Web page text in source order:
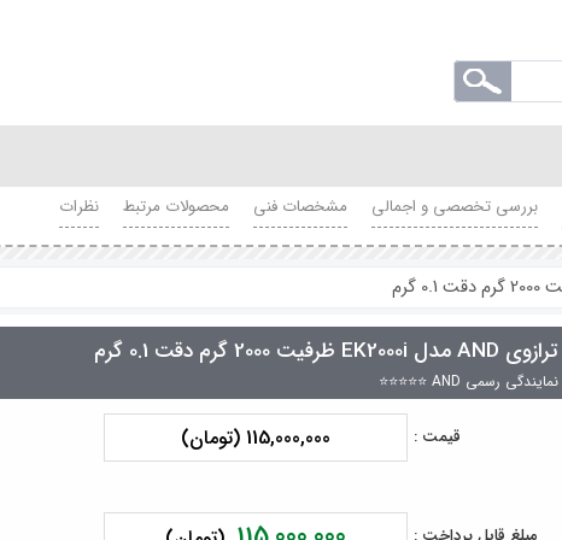
بررسی تخصصی و اجمالی مشخصات فنی محصولات مرتبط نظرات
ترازوی AND مدل EK2000i ظرفیت 2000 گرم دقت 0.1 گرم
نمایندگی رسمی AND ⭐⭐⭐⭐⭐
قیمت : 115,000,000 (تومان)